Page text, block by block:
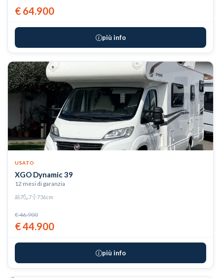
€ 64.900
più info
USATO
XGO Dynamic 39
12 mesi di garanzia
7 7 736cm
€ 46.900
€ 44.900
più info